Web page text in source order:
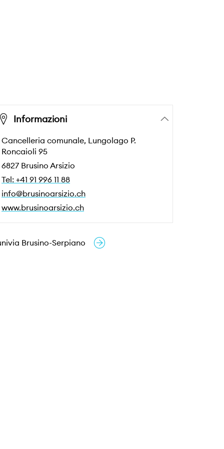
Informazioni
Cancelleria comunale, Lungolago P.
Roncaioli 95
6827 Brusino Arsizio
Tel: +41 91 996 11 88
info@brusinoarsizio.ch
www.brusinoarsizio.ch
Brusino-Serpiano